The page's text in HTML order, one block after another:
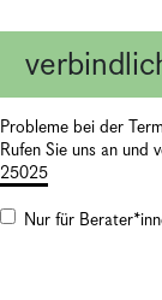
Probleme bei der
Rufen Sie uns an und
25025
Nur für